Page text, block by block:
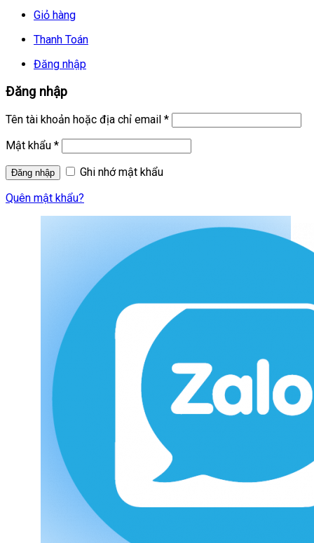
Giỏ hàng
Thanh Toán
Đăng nhập
Đăng nhập
Tên tài khoản hoặc địa chỉ email *
Mật khẩu *
Ghi nhớ mật khẩu
Quên mật khẩu?